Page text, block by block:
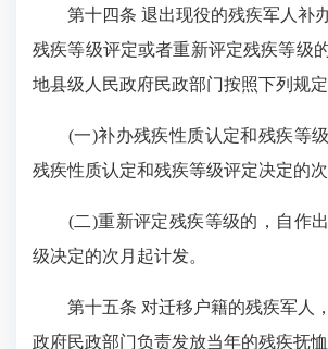
第十四条 退出现役的残疾军人补
残疾等级评定或者重新评定残疾等级
地县级人民政府民政部门按照下列规
(一)补办残疾性质认定和残疾等级
残疾性质认定和残疾等级评定决定的
(二)重新评定残疾等级的，自作出
级决定的次月起计发。
第十五条 对迁移户籍的残疾军人
政府民政部门负责发放当年的残疾抚